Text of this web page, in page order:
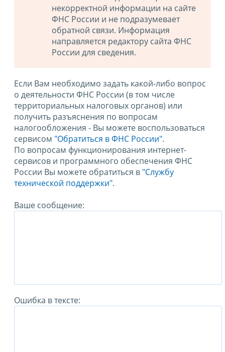
некорректной информации на сайте
ФНС России и не подразумевает
обратной связи. Информация
направляется редактору сайта ФНС
России для сведения.
Если Вам необходимо задать какой-либо вопрос
о деятельности ФНС России (в том числе
территориальных налоговых органов) или
получить разъяснения по вопросам
налогообложения - Вы можете воспользоваться
сервисом "Обратиться в ФНС России".
По вопросам функционирования интернет-
сервисов и программного обеспечения ФНС
России Вы можете обратиться в "Службу
технической поддержки".
Ваше сообщение:
Ошибка в тексте: